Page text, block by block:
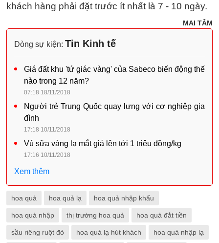
khách hàng phải đặt trước ít nhất là 7 - 10 ngày.
MAI TÂM
Dòng sự kiện: Tin Kinh tế
Giá đất khu 'tứ giác vàng' của Sabeco biến động thế
nào trong 12 năm?
07:18 18/11/2018
Người trẻ Trung Quốc quay lưng với cơ nghiệp gia
đình
17:18 10/11/2018
Vú sữa vàng lạ mắt giá lên tới 1 triệu đồng/kg
17:16 10/11/2018
Xem thêm
hoa quả hoa quả lạ hoa quả nhập khẩu
hoa quả nhập thị trường hoa quả hoa quả đắt tiền
sầu riêng ruột đỏ hoa quả lạ hút khách hoa quả nhập lạ